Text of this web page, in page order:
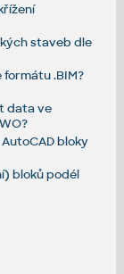
staveb dle
.BIM?
data ve
bloky
bloků podél